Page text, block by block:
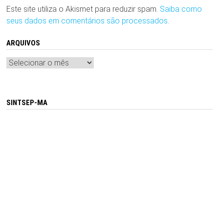
Este site utiliza o Akismet para reduzir spam. Saiba como
seus dados em comentários são processados
ARQUIVOS
Arquivos
SINTSEP-MA